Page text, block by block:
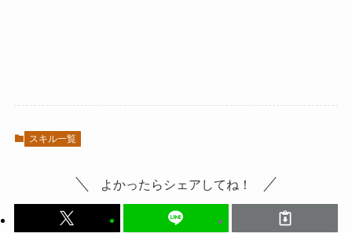
スキル一覧
よかったらシェアしてね！